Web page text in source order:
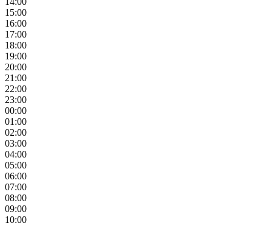
15:00
16:00
17:00
18:00
19:00
20:00
21:00
22:00
23:00
00:00
01:00
02:00
03:00
04:00
05:00
06:00
07:00
08:00
09:00
10:00